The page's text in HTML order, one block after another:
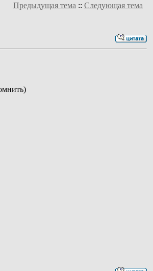
Предыдущая тема :: Следующая тема